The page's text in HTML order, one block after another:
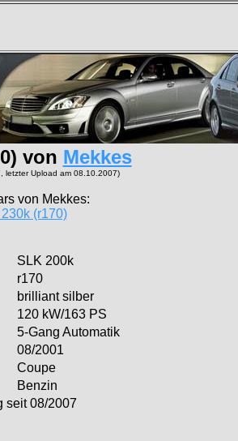
von Mekkes
letzter Upload am 08.10.2007)
von Mekkes:
(r170)
SLK 200k
r170
brilliant silber
120 kW/163 PS
5-Gang Automatik
08/2001
Coupe
Benzin
seit 08/2007